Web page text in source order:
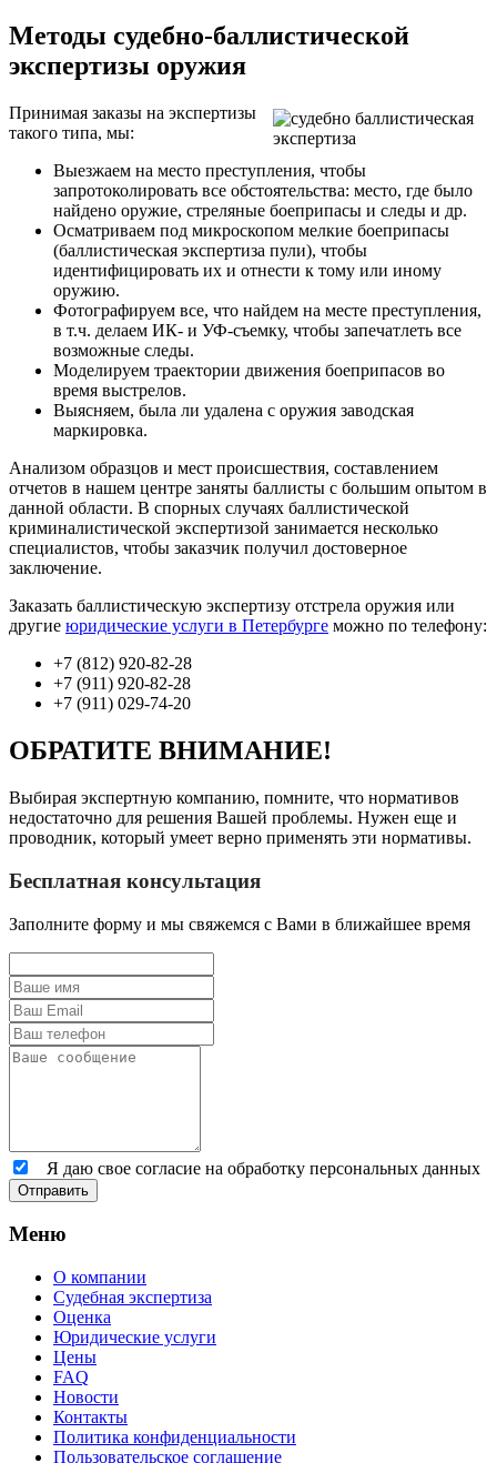
Методы судебно-баллистической
экспертизы оружия
Принимая заказы на экспертизы
такого типа, мы:
Выезжаем на место преступления, чтобы
запротоколировать все обстоятельства: место, где было
найдено оружие, стреляные боеприпасы и следы и др.
Осматриваем под микроскопом мелкие боеприпасы
(баллистическая экспертиза пули), чтобы
идентифицировать их и отнести к тому или иному
оружию.
Фотографируем все, что найдем на месте преступления,
в т.ч. делаем ИК- и УФ-съемку, чтобы запечатлеть все
возможные следы.
Моделируем траектории движения боеприпасов во
время выстрелов.
Выясняем, была ли удалена с оружия заводская
маркировка.
Анализом образцов и мест происшествия, составлением
отчетов в нашем центре заняты баллисты с большим опытом в
данной области. В спорных случаях баллистической
криминалистической экспертизой занимается несколько
специалистов, чтобы заказчик получил достоверное
заключение.
Заказать баллистическую экспертизу отстрела оружия или
другие юридические услуги в Петербурге можно по телефону:
+7 (812) 920-82-28
+7 (911) 920-82-28
+7 (911) 029-74-20
ОБРАТИТЕ ВНИМАНИЕ!
Выбирая экспертную компанию, помните, что нормативов
недостаточно для решения Вашей проблемы. Нужен еще и
проводник, который умеет верно применять эти нормативы.
Бесплатная консультация
Заполните форму и мы свяжемся с Вами в ближайшее время
Я даю свое согласие на обработку персональных данных
Отправить
Меню
О компании
Судебная экспертиза
Оценка
Юридические услуги
Цены
FAQ
Новости
Контакты
Политика конфиденциальности
Пользовательское соглашение